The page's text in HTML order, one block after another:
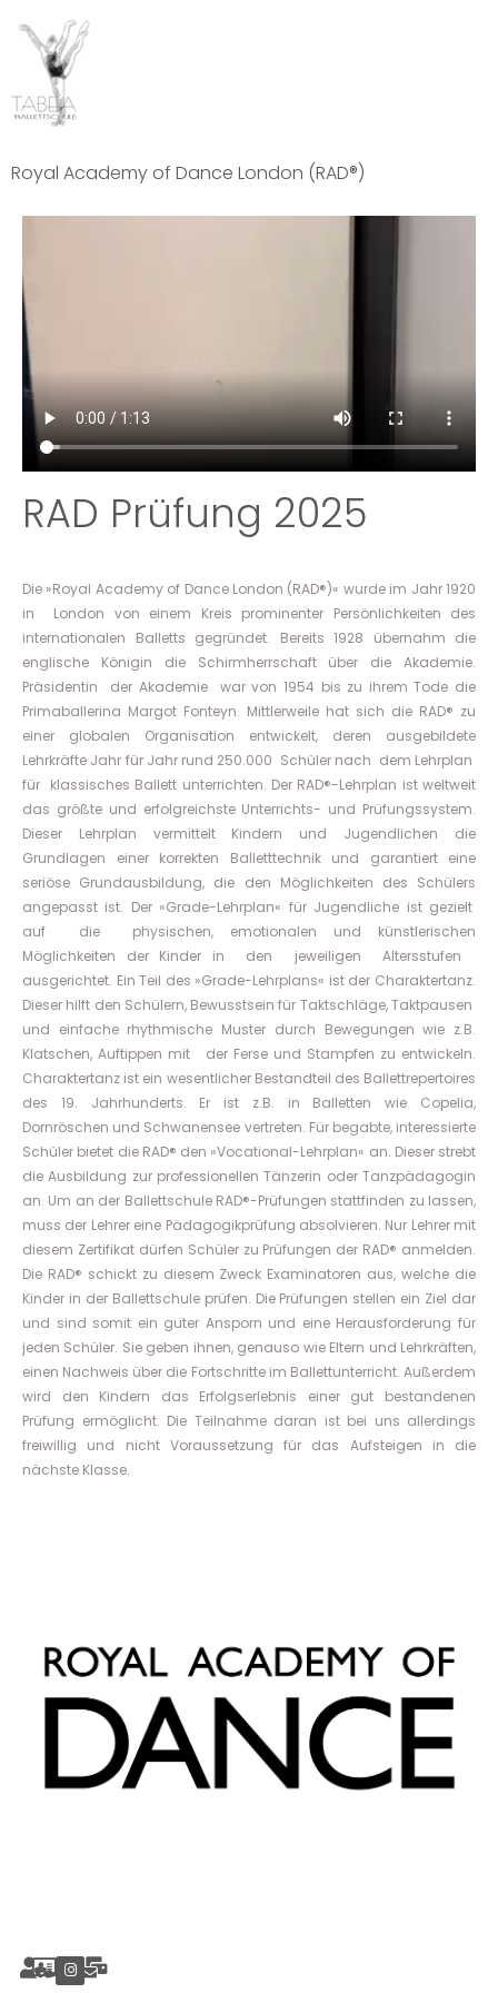
Royal Academy of Dance London (RAD®)
RAD Prüfung 2025
Die »Royal Academy of Dance London (RAD®)« wurde im Jahr 1920
in London von einem Kreis prominenter Persönlichkeiten des
internationalen Balletts gegründet. Bereits 1928 übernahm die
englische Königin die Schirmherrschaft über die Akademie.
Präsidentin der Akademie war von 1954 bis zu ihrem Tode die
Primaballerina Margot Fonteyn. Mittlerweile hat sich die RAD® zu
einer globalen Organisation entwickelt, deren ausgebildete
Lehrkräfte Jahr für Jahr rund 250.000 Schüler nach dem Lehrplan
für klassisches Ballett unterrichten. Der RAD®-Lehrplan ist weltweit
das größte und erfolgreichste Unterrichts- und Prüfungssystem.
Dieser Lehrplan vermittelt Kindern und Jugendlichen die
Grundlagen einer korrekten Balletttechnik und garantiert eine
seriöse Grundausbildung, die den Möglichkeiten des Schülers
angepasst ist. Der »Grade-Lehrplan« für Jugendliche ist gezielt
auf die physischen, emotionalen und künstlerischen
Möglichkeiten der Kinder in den jeweiligen Altersstufen
ausgerichtet. Ein Teil des »Grade-Lehrplans« ist der Charaktertanz.
Dieser hilft den Schülern, Bewusstsein für Taktschläge, Taktpausen
und einfache rhythmische Muster durch Bewegungen wie z.B.
Klatschen, Auftippen mit der Ferse und Stampfen zu entwickeln.
Charaktertanz ist ein wesentlicher Bestandteil des Ballettrepertoires
des 19. Jahrhunderts. Er ist z.B. in Balletten wie Copelia,
Dornröschen und Schwanensee vertreten. Für begabte, interessierte
Schüler bietet die RAD® den »Vocational-Lehrplan« an. Dieser strebt
die Ausbildung zur professionellen Tänzerin oder Tanzpädagogin
an. Um an der Ballettschule RAD®-Prüfungen stattfinden zu lassen,
muss der Lehrer eine Pädagogikprüfung absolvieren. Nur Lehrer mit
diesem Zertifikat dürfen Schüler zu Prüfungen der RAD® anmelden.
Die RAD® schickt zu diesem Zweck Examinatoren aus, welche die
Kinder in der Ballettschule prüfen. Die Prüfungen stellen ein Ziel dar
und sind somit ein guter Ansporn und eine Herausforderung für
jeden Schüler. Sie geben ihnen, genauso wie Eltern und Lehrkräften,
einen Nachweis über die Fortschritte im Ballettunterricht. Außerdem
wird den Kindern das Erfolgserlebnis einer gut bestandenen
Prüfung ermöglicht. Die Teilnahme daran ist bei uns allerdings
freiwillig und nicht Voraussetzung für das Aufsteigen in die
nächste Klasse.